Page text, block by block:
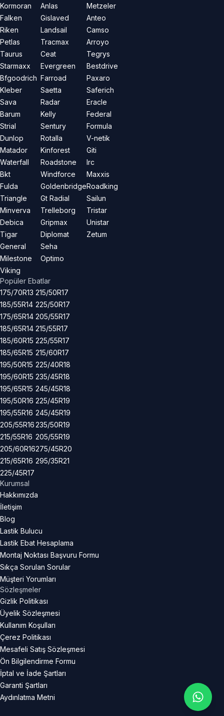
Kormoran
Falken
Riken
Petlas
Taurus
Starmaxx
Bfgoodrich
Kleber
Sava
Barum
Strial
Dunlop
Matador
Waterfall
Bkt
Fulda
Triangle
Minverva
Debica
Tigar
General
Milestone
Viking
Anlas
Gislaved
Landsail
Tracmax
Ceat
Evergreen
Farroad
Saetta
Radar
Kelly
Sentury
Rotalla
Kinforest
Roadstone
Windforce
Goldenbridge
Gt Radial
Trelleborg
Gripmax
Diplomat
Seha
Optimo
Metzeler
Anteo
Camso
Arroyo
Tegrys
Bestdrive
Paxaro
Saferich
Eracle
Federal
Formula
V-netik
Giti
Irc
Maxxis
Roadking
Sailun
Tristar
Unistar
Zetum
Popüler Ebatlar
175/70R13
185/55R14
175/65R14
185/65R14
185/60R15
185/65R15
195/50R15
195/60R15
195/65R15
195/50R16
195/55R16
205/55R16
215/55R16
205/60R16
215/65R16
225/45R17
215/50R17
225/50R17
205/55R17
215/55R17
225/55R17
215/60R17
225/40R18
235/45R18
245/45R18
225/45R19
245/45R19
235/50R19
205/55R19
275/45R20
295/35R21
Kurumsal
Hakkımızda
İletişim
Blog
Lastik Bulucu
Lastik Ebat Hesaplama
Montaj Noktası Başvuru Formu
Sıkça Sorulan Sorular
Müşteri Yorumları
Sözleşmeler
Gizlik Politikası
Üyelik Sözleşmesi
Kullanım Koşulları
Çerez Politikası
Mesafeli Satış Sözleşmesi
Ön Bilgilendirme Formu
İptal ve İade Şartları
Garanti Şartları
Aydınlatma Metni